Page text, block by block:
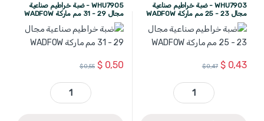
WHU7903 - ضبة خراطيم صناعية
مجال 23 - 25 مم ماركة WADFOW
$0,43
$0,47
WHU7903 - ضبة خراطيم صناعية مجال 23 - 25 مم ماركة WADFOW quantity
WHU7905 - ضبة خراطيم صناعية
مجال 29 - 31 مم ماركة WADFOW
$0,50
$0,55
WHU7905 - ضبة خراطيم صناعية مجال 29 - 31 مم ماركة WADFOW quantity